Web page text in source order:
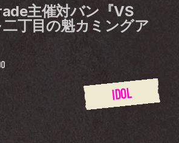
主催対バン『VS
二丁目の魁カミングア
IDOL